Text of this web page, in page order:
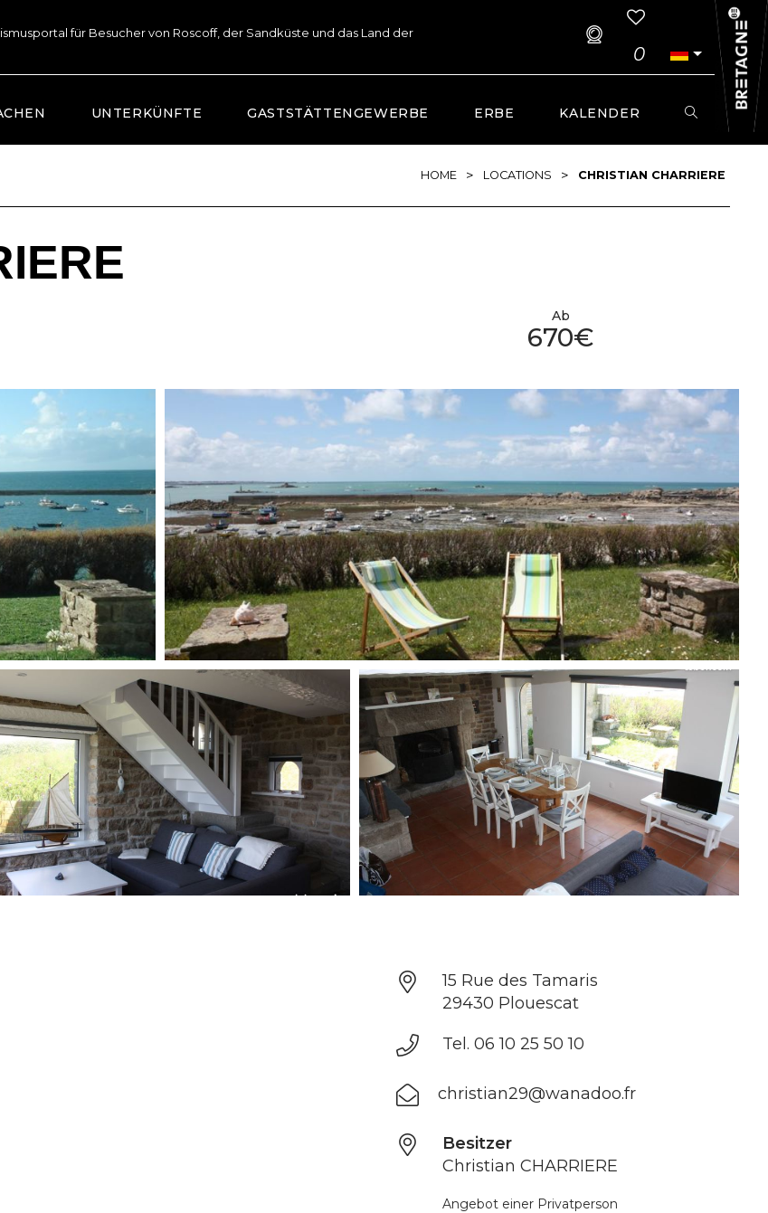
für Besucher von Roscoff, der Sandküste und das Land der
0
UNTERKÜNFTE GASTSTÄTTENGEWERBE ERBE KALENDER
HOME > LOCATIONS > CHRISTIAN CHARRIERE
Ab
670€
15 Rue des Tamaris
29430 Plouescat
Tel. 06 10 25 50 10
christian29@wanadoo.fr
Besitzer
Christian CHARRIERE
Angebot einer Privatperson